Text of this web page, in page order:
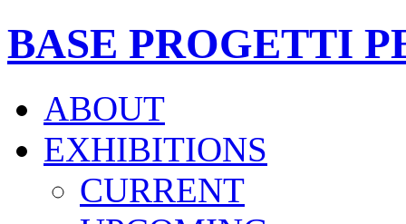
BASE PROGETTI
ABOUT
EXHIBITIONS
CURRENT